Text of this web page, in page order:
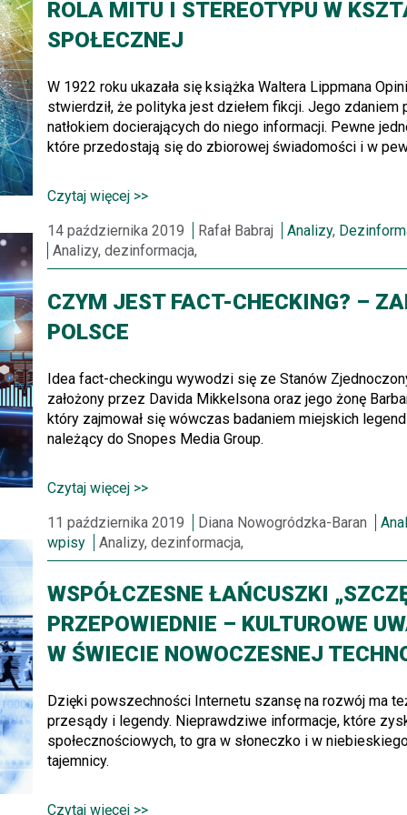
ROLA MITU I STEREOTYPU W
SPOŁECZNEJ
W 1922 roku ukazała się książka Waltera Lippmana
stwierdził, że polityka jest dziełem fikcji. Jego
natłokiem docierających do niego informacji. Pewne
które przedostają się do zbiorowej świadomości i w
Czytaj więcej >>
14 października 2019
Rafał Babraj Analizy,
Analizy, dezinformacja,
CZYM JEST FACT-CHECKING? –
POLSCE
Idea fact-checkingu wywodzi się ze Stanów
założony przez Davida Mikkelsona oraz jego żonę
który zajmował się wówczas badaniem miejskich
należący do Snopes Media Group.
Czytaj więcej >>
11 października 2019
Diana Nowogródzka-Baran
wpisy
Analizy, dezinformacja,
WSPÓŁCZESNE ŁAŃCUSZKI
PRZEPOWIEDNIE – KULTUROWE
W ŚWIECIE NOWOCZESNEJ
Dzięki powszechności Internetu szansę na rozwój ma
przesądy i legendy. Nieprawdziwe informacje, które
społecznościowych, to gra w słoneczko i w
tajemnicy.
Czytaj więcej >>